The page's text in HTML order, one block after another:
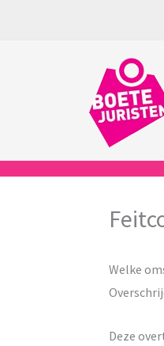
Welke
Deze